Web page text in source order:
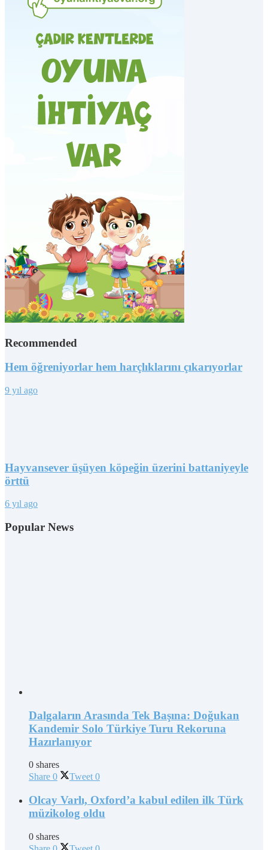
Recommended
Hem öğreniyorlar hem harçlıklarını çıkarıyorlar
9 yıl ago
Hayvansever üşüyen köpeğin üzerini battaniyeyle
örttü
6 yıl ago
Popular News
Dalgaların Arasında Tek Başına: Doğukan
Kandemir Solo Türkiye Turu Rekoruna
Hazırlanıyor
0 shares
Share 0 Tweet 0
Olcay Varlı, Oxford’a kabul edilen ilk Türk
müzikolog oldu
0 shares